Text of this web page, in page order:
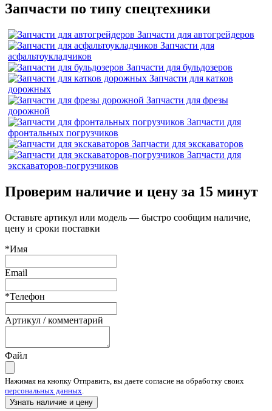
Запчасти по типу спецтехники
Запчасти для автогрейдеров
Запчасти для
асфальтоукладчиков
Запчасти для бульдозеров
Запчасти для катков
дорожных
Запчасти для фрезы
дорожной
Запчасти для
фронтальных погрузчиков
Запчасти для экскаваторов
Запчасти для
экскаваторов-погрузчиков
Проверим наличие и цену за 15 минут
Оставьте артикул или модель — быстро сообщим наличие,
цену и сроки поставки
*Имя
Email
*Телефон
Артикул / комментарий
Файл
Нажимая на кнопку Отправить, вы даете согласие на обработку своих
персональных данных.
Узнать наличие и цену